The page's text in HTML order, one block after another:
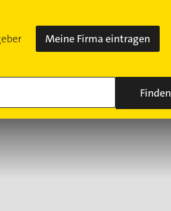
Meine Firma eintragen
Finden